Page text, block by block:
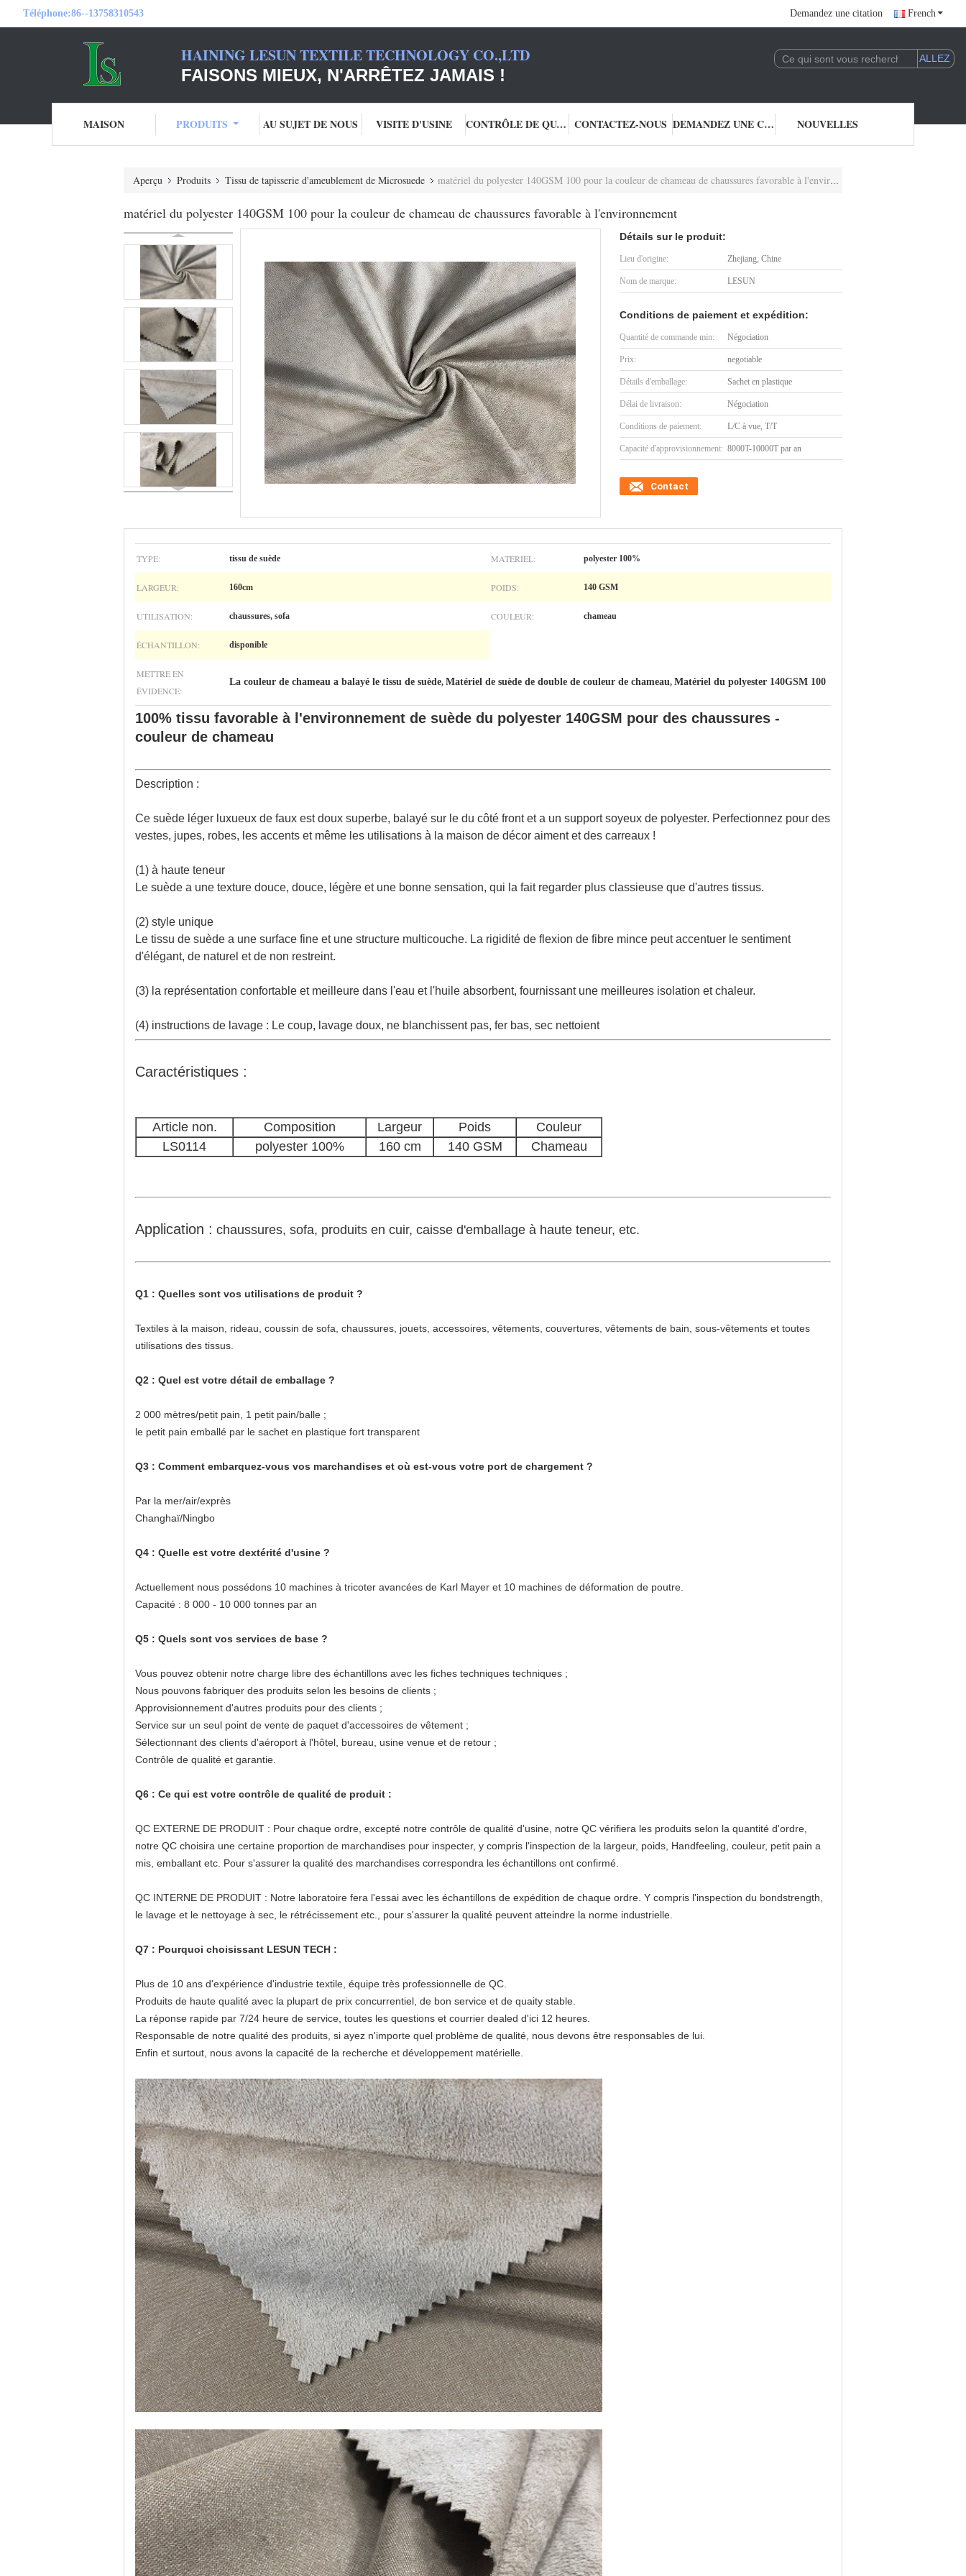
Téléphone:86--13758310543 Demandez une citation French
HAINING LESUN TEXTILE TECHNOLOGY CO.,LTD
FAISONS MIEUX, N'ARRÊTEZ JAMAIS !
MAISON PRODUITS AU SUJET DE NOUS VISITE D'USINE CONTRÔLE DE QUALITÉ CONTACTEZ-NOUS DEMANDEZ UNE CITATION NOUVELLES
Aperçu Produits Tissu de tapisserie d'ameublement de Microsuede matériel du polyester 140GSM 100 pour la couleur de chameau de chaussures favorable à l'environnement
matériel du polyester 140GSM 100 pour la couleur de chameau de chaussures favorable à l'environnement
Détails sur le produit:
Lieu d'origine: Zhejiang, Chine
Nom de marque: LESUN
Conditions de paiement et expédition:
Quantité de commande min: Négociation
Prix: negotiable
Détails d'emballage: Sachet en plastique
Délai de livraison: Négociation
Conditions de paiement: L/C à vue, T/T
Capacité d'approvisionnement: 8000T-10000T par an
Contact
TYPE: tissu de suède MATÉRIEL: polyester 100%
LARGEUR: 160cm POIDS: 140 GSM
UTILISATION: chaussures, sofa COULEUR: chameau
ÉCHANTILLON: disponible
METTRE EN
ÉVIDENCE:
La couleur de chameau a balayé le tissu de suède, Matériel de suède de double de couleur de chameau, Matériel du polyester 140GSM 100
100% tissu favorable à l'environnement de suède du polyester 140GSM pour des chaussures -
couleur de chameau
Description :
Ce suède léger luxueux de faux est doux superbe, balayé sur le du côté front et a un support soyeux de polyester. Perfectionnez pour des
vestes, jupes, robes, les accents et même les utilisations à la maison de décor aiment et des carreaux !
(1) à haute teneur
Le suède a une texture douce, douce, légère et une bonne sensation, qui la fait regarder plus classieuse que d'autres tissus.
(2) style unique
Le tissu de suède a une surface fine et une structure multicouche. La rigidité de flexion de fibre mince peut accentuer le sentiment
d'élégant, de naturel et de non restreint.
(3) la représentation confortable et meilleure dans l'eau et l'huile absorbent, fournissant une meilleures isolation et chaleur.
(4) instructions de lavage : Le coup, lavage doux, ne blanchissent pas, fer bas, sec nettoient
Caractéristiques :
Article non. Composition Largeur Poids
Couleur
LS0114
polyester 100% 160 cm 140 GSM Chameau
Application : chaussures, sofa, produits en cuir, caisse d'emballage à haute teneur, etc.
Q1 : Quelles sont vos utilisations de produit ?
Textiles à la maison, rideau, coussin de sofa, chaussures, jouets, accessoires, vêtements, couvertures, vêtements de bain, sous-vêtements et toutes
utilisations des tissus.
Q2 : Quel est votre détail de emballage ?
2 000 mètres/petit pain, 1 petit pain/balle ;
le petit pain emballé par le sachet en plastique fort transparent
Q3 : Comment embarquez-vous vos marchandises et où est-vous votre port de chargement ?
Par la mer/air/exprès
Changhaï/Ningbo
Q4 : Quelle est votre dextérité d'usine ?
Actuellement nous possédons 10 machines à tricoter avancées de Karl Mayer et 10 machines de déformation de poutre.
Capacité : 8 000 - 10 000 tonnes par an
Q5 : Quels sont vos services de base ?
Vous pouvez obtenir notre charge libre des échantillons avec les fiches techniques techniques ;
Nous pouvons fabriquer des produits selon les besoins de clients ;
Approvisionnement d'autres produits pour des clients ;
Service sur un seul point de vente de paquet d'accessoires de vêtement ;
Sélectionnant des clients d'aéroport à l'hôtel, bureau, usine venue et de retour ;
Contrôle de qualité et garantie.
Q6 : Ce qui est votre contrôle de qualité de produit :
QC EXTERNE DE PRODUIT : Pour chaque ordre, excepté notre contrôle de qualité d'usine, notre QC vérifiera les produits selon la quantité d'ordre,
notre QC choisira une certaine proportion de marchandises pour inspecter, y compris l'inspection de la largeur, poids, Handfeeling, couleur, petit pain a
mis, emballant etc. Pour s'assurer la qualité des marchandises correspondra les échantillons ont confirmé.
QC INTERNE DE PRODUIT : Notre laboratoire fera l'essai avec les échantillons de expédition de chaque ordre. Y compris l'inspection du bondstrength,
le lavage et le nettoyage à sec, le rétrécissement etc., pour s'assurer la qualité peuvent atteindre la norme industrielle.
Q7 : Pourquoi choisissant LESUN TECH :
Plus de 10 ans d'expérience d'industrie textile, équipe très professionnelle de QC.
Produits de haute qualité avec la plupart de prix concurrentiel, de bon service et de quaity stable.
La réponse rapide par 7/24 heure de service, toutes les questions et courrier dealed d'ici 12 heures.
Responsable de notre qualité des produits, si ayez n'importe quel problème de qualité, nous devons être responsables de lui.
Enfin et surtout, nous avons la capacité de la recherche et développement matérielle.